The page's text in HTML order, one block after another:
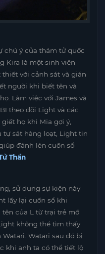
chú ý của thám tử quốc
Kira là một sinh viên
với cảnh sát và gián
người khi biết tên và
Làm việc với James và
theo dõi Light và các
họ khi Mia gợi ý,
tự sát hàng loạt, Light tin
đánh lén cuốn sổ
Thần
sử dụng sự kiện này
lấy lại cuốn sổ khi
của L từ trại trẻ mồ
không thể tìm thấy
Watari sau đó bị
khi anh ta có thể tiết lộ